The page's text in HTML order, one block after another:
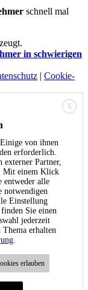
schnell mal
in schwierigen
| Cookie-
X
von ihnen
erforderlich.
Partner,
Mit einem Klick
entweder alle
notwendigen
Einstellung
Sie einen
jederzeit
erhalten
erlauben